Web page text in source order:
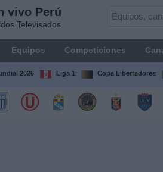
vivo Perú
Televisados
Equipos Competiciones
2026 Liga 1 Copa Libertadores